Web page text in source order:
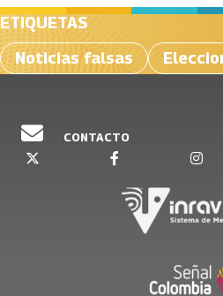
ETIQUETAS
Noticias falsas
CONTACTO